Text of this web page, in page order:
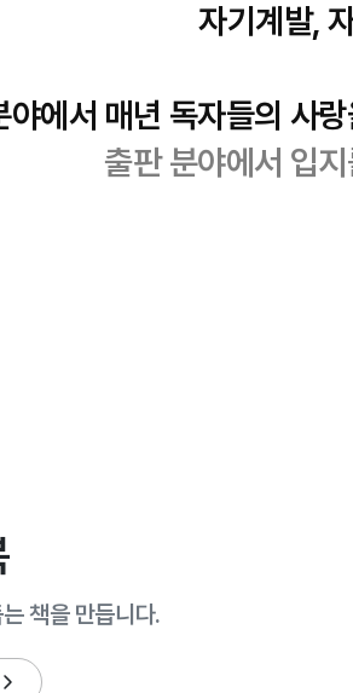
자기계발,
야에서 매년 독자들의 사
출판 분야에서 입
책을 만듭니다.